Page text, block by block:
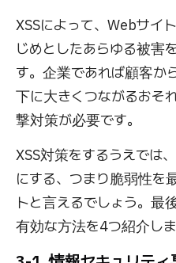
XSSによって、Webサイ
じめとしたあらゆる被害
す。企業であれば顧客か
下に大きくつながるおそ
撃対策が必要です。
XSS対策をするうえでは
にする、つまり脆弱性を
トと言えるでしょう。最
有効な方法を4つ紹介しま